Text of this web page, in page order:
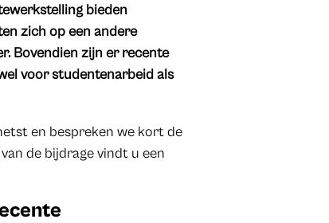
bieden
zich op een andere
Bovendien zijn er recente
voor studentenarbeid als
en bespreken we kort de
de bijdrage vindt u een